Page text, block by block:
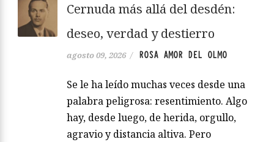
Cernuda más allá del desdén:
deseo, verdad y destierro
agosto 09, 2026 / ROSA AMOR DEL OLMO
Se le ha leído muchas veces desde una
palabra peligrosa: resentimiento. Algo
hay, desde luego, de herida, orgullo,
agravio y distancia altiva. Pero